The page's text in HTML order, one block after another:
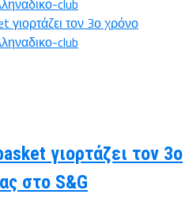
γιορτάζει τον 3ο
στο S&G